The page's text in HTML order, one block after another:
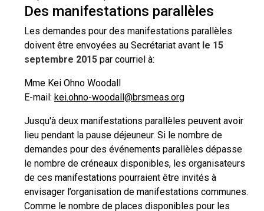
Des manifestations parallèles
Les demandes pour des manifestations parallèles
doivent être envoyées au Secrétariat avant le 15
septembre 2015 par courriel à:
Mme Kei Ohno Woodall
E-mail: kei.ohno-woodall@brsmeas.org
Jusqu'à deux manifestations parallèles peuvent avoir
lieu pendant la pause déjeuneur. Si le nombre de
demandes pour des événements parallèles dépasse
le nombre de créneaux disponibles, les organisateurs
de ces manifestations pourraient être invités à
envisager l’organisation de manifestations communes.
Comme le nombre de places disponibles pour les